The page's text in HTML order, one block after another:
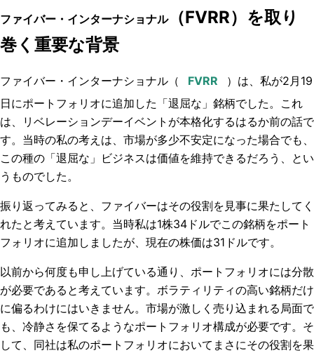
ファイバー・インターナショナル（FVRR）を取り
巻く重要な背景
ファイバー・インターナショナル （
）は、私が2月19
日にポートフォリオに追加した「退屈な」銘柄でした。これ
は、リベレーションデーイベントが本格化するはるか前の話で
す。当時の私の考えは、市場が多少不安定になった場合でも、
この種の「退屈な」ビジネスは価値を維持できるだろう、とい
うものでした。
振り返ってみると、ファイバーはその役割を見事に果たしてく
れたと考えています。当時私は1株34ドルでこの銘柄をポート
フォリオに追加しましたが、現在の株価は31ドルです。
以前から何度も申し上げている通り、ポートフォリオには分散
が必要であると考えています。ボラティリティの高い銘柄だけ
に偏るわけにはいきません。市場が激しく売り込まれる局面で
も、冷静さを保てるようなポートフォリオ構成が必要です。そ
して、同社は私のポートフォリオにおいてまさにその役割を果